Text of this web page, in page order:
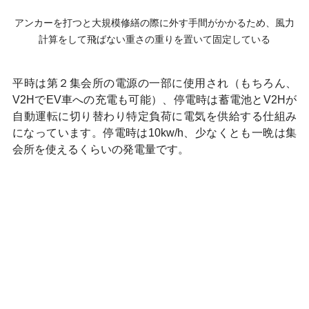
アンカーを打つと大規模修繕の際に外す手間がかかるため、風力
計算をして飛ばない重さの重りを置いて固定している
平時は第２集会所の電源の一部に使用され（もちろん、
V2HでEV車への充電も可能）、停電時は蓄電池とV2Hが
自動運転に切り替わり特定負荷に電気を供給する仕組み
になっています。停電時は10kw/h、少なくとも一晩は集
会所を使えるくらいの発電量です。